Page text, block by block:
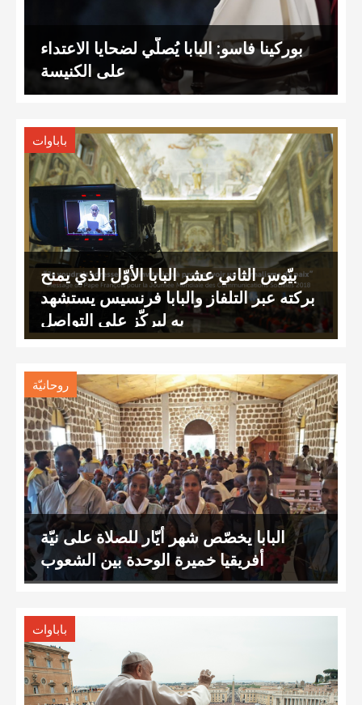
بوركينا فاسو: البابا يُصلّي لضحايا الاعتداء
على الكنيسة
باباوات
بيّوس الثاني عشر البابا الأوّل الذي يمنح
بركته عبر التلفاز والبابا فرنسيس يستشهد
به ليركّز على التواصل
روحانيّة
البابا يخصّص شهر أيّار للصلاة على نيّة
أفريقيا خميرة الوحدة بين الشعوب
باباوات